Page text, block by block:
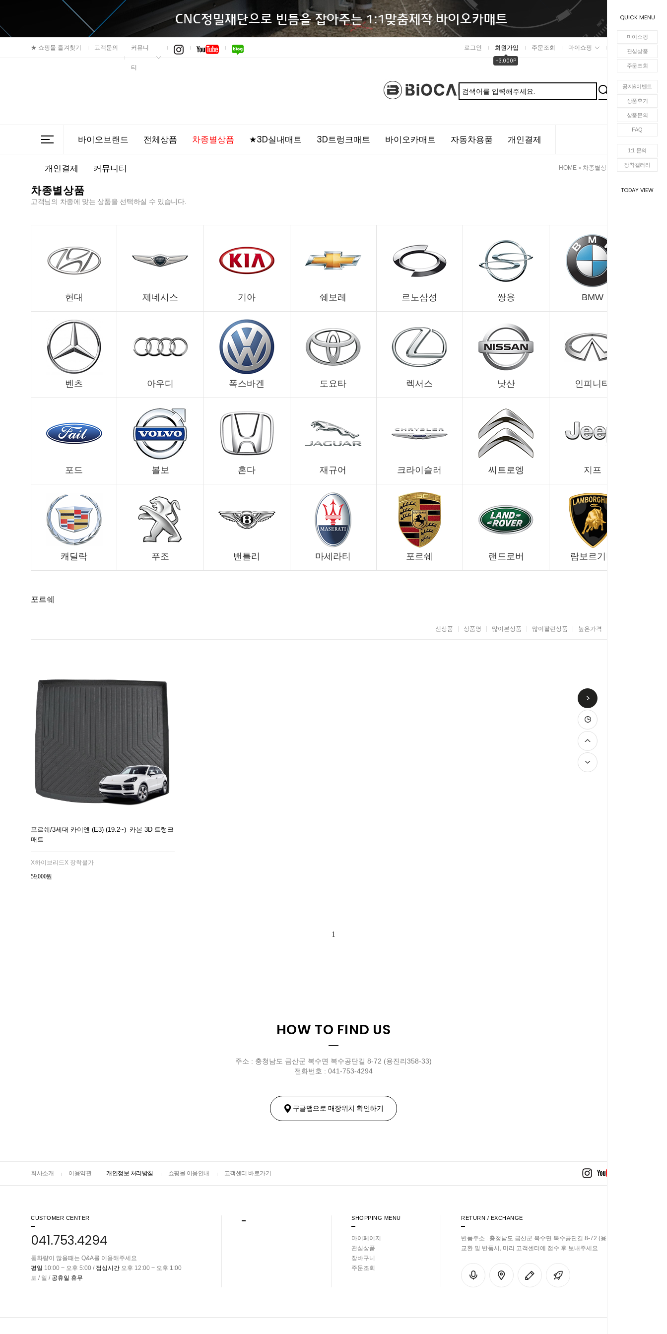
QUICK MENU
마이쇼핑
관심상품
주문조회
공지&이벤트
상품후기
상품문의
FAQ
1:1 문의
장착갤러리
TODAY VIEW
★ 쇼핑몰 즐겨찾기 고객문의 커뮤니
티
로그인 회원가입
+3,000P
주문조회 마이쇼핑 장바구니
바이오브랜드 전체상품 차종별상품 ★3D실내매트 3D트렁크매트 바이오카매트 자동차용품 개인결제
개인결제 커뮤니티 HOME > 차종별상품 포르쉐
차종별상품
고객님의 차종에 맞는 상품을 선택하실 수 있습니다.
현대 제네시스 기아 쉐보레 르노삼성 쌍용 BMW
벤츠 아우디 폭스바겐 도요타 렉서스 낫산 인피니티
포드 볼보 혼다 재규어 크라이슬러 씨트로엥 지프
캐딜락 푸조 밴틀리 마세라티 포르쉐 랜드로버 람보르기니
포르쉐
신상품 상품명 많이본상품 많이팔린상품 높은가격
포르쉐/3세대 카이엔 (E3) (19.2~)_카본 3D 트렁크
매트
X하이브리드X 장착불가
59,000원
1
HOW TO FIND US
주소 : 충청남도 금산군 복수면 복수공단길 8-72 (용진리358-33)
전화번호 : 041-753-4294
구글맵으로 매장위치 확인하기
회사소개 이용약관 개인정보 처리방침 쇼핑몰 이용안내 고객센터 바로가기
CUSTOMER CENTER
041.753.4294
통화량이 많을때는 Q&A를 이용해주세요
평일 10:00 ~ 오후 5:00 / 점심시간 오후 12:00 ~ 오후 1:00
토 / 일 / 공휴일 휴무
SHOPPING MENU
마이페이지
관심상품
장바구니
주문조회
RETURN / EXCHANGE
반품주소 : 충청남도 금산군 복수면 복수공단길 8-72 (용진리 358-33)
교환 및 반품시, 미리 고객센터에 접수 후 보내주세요